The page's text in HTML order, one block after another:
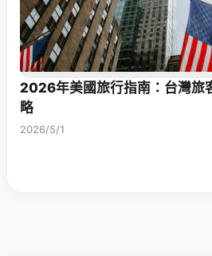
2026年美國旅行指南：台灣旅
略
2026/5/1